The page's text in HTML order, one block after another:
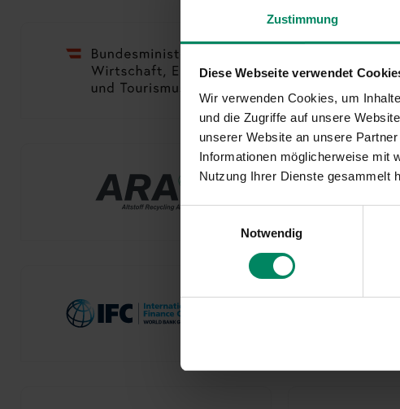
Zustimmung
Diese Webseite verwendet
Wir verwenden Cookies, um
und die Zugriffe auf unsere
unserer Website an unsere
Informationen möglicherweise mit
Nutzung Ihrer Dienste gesammelt
Notwendig